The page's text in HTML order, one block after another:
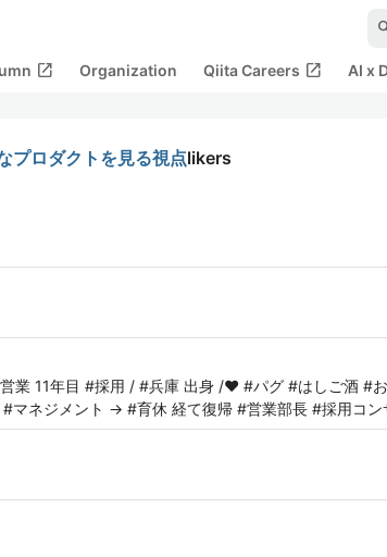
open_in_new Organization Qiita Careers open_in_new AI x
プロダクトを見る視点likers
業 11年目 #採用 / #兵庫 出身 /❤️ #パグ #はしご酒 #
マネジメント → #育休 経て復帰 #営業部長 #採用コ